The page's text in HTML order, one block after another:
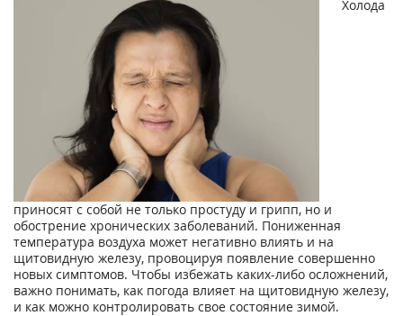
Холода
приносят с собой не только простуду и грипп, но и
обострение хронических заболеваний. Пониженная
температура воздуха может негативно влиять и на
щитовидную железу, провоцируя появление совершенно
новых симптомов. Чтобы избежать каких-либо осложнений,
важно понимать, как погода влияет на щитовидную железу,
и как можно контролировать свое состояние зимой.